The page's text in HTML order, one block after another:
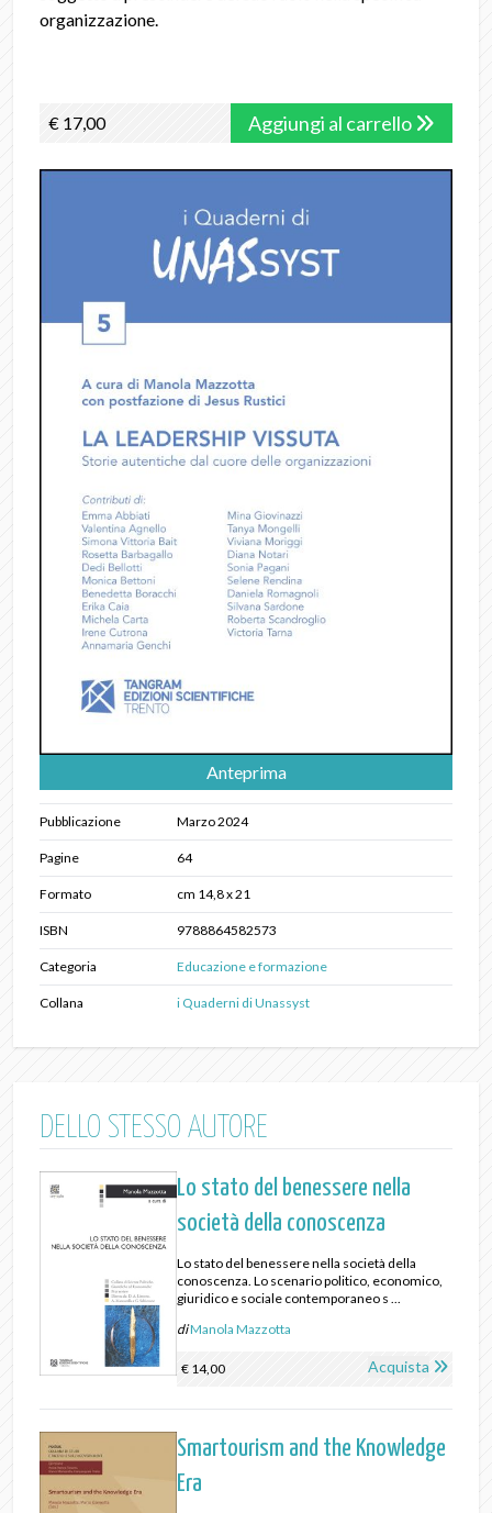
organizzazione.
€ 17,00 Aggiungi al carrello
Anteprima
Pubblicazione Marzo 2024
Pagine 64
Formato cm 14,8 x 21
ISBN 9788864582573
Categoria Educazione e formazione
Collana i Quaderni di Unassyst
DELLO STESSO AUTORE
Lo stato del benessere nella
società della conoscenza
Lo stato del benessere nella società della
conoscenza. Lo scenario politico, economico,
giuridico e sociale contemporaneo s ...
diManola Mazzotta
€ 14,00 Acquista
Smartourism and the Knowledge
Era